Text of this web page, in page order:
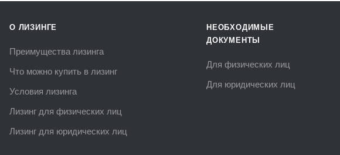
О ЛИЗИНГЕ
Преимущества лизинга
Что можно купить в лизинг
Условия лизинга
Лизинг для физических лиц
Лизинг для юридических лиц
НЕОБХОДИМЫЕ
ДОКУМЕНТЫ
Для физических лиц
Для юридических лиц